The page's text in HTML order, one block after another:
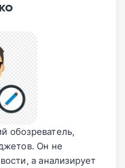
обозреватель,
Он не
а анализирует